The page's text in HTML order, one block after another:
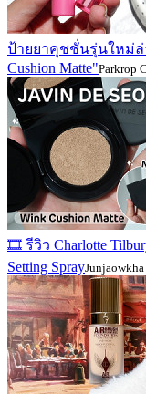
ป้ายยาคุชชั่นรุ่นใหม่ล่
Cushion Matte"Parkrop
🎞️ รีวิว Charlotte
Setting Spray